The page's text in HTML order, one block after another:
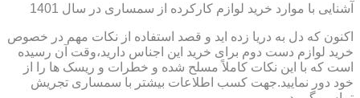
آشنایی با موارد خرید لوازم کارکرده از سمساری در سال 1401
اکنون که دل به دریا زده اید و قصد استفاده از نکات مهم در خصوص
خرید لوازم دست دوم برای خرید این اجناس دارید،وقت آن رسیده
است که با این نکات کاملاً مسلح شده و خطرات و ریسک ها را از
خود دور نمایید.جهت کسب اطلاعات بیشتر با سمساری تجریش